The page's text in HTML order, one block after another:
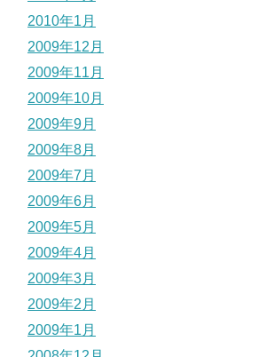
2010年1月
2009年12月
2009年11月
2009年10月
2009年9月
2009年8月
2009年7月
2009年6月
2009年5月
2009年4月
2009年3月
2009年2月
2009年1月